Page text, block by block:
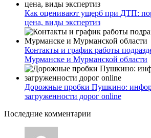
Как оценивают ущерб при ДТП:
цена, виды экспертиз
Контакты и график работы
Мурманске и Мурманской области
Дорожные пробки Пушкино:
загруженности дорог online
Последние комментарии